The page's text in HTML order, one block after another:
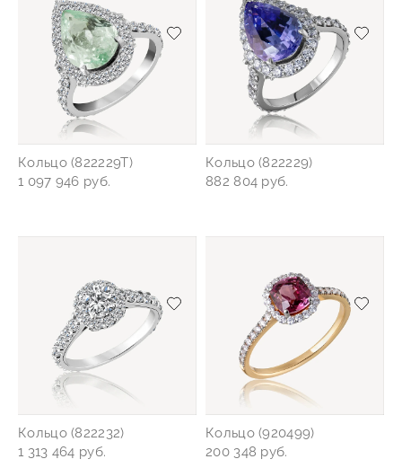
Добавить/удалить из избранного
Кольцо (822229Т)
1 097 946 руб.
Кольцо (822229)
882 804 руб.
Добавить/удалить из избранного
Кольцо (822232)
1 313 464 руб.
Кольцо (920499)
200 348 руб.